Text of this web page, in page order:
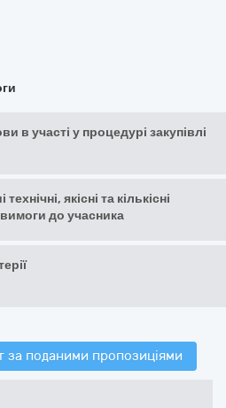
в участі у процедурі закупівлі
якісні та кількісні
до учасника
за поданими пропозиціями